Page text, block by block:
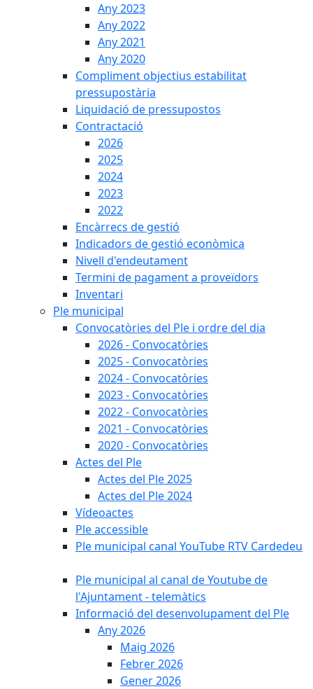
Any 2023
Any 2022
Any 2021
Any 2020
Compliment objectius estabilitat
pressupostària
Liquidació de pressupostos
Contractació
2026
2025
2024
2023
2022
Encàrrecs de gestió
Indicadors de gestió econòmica
Nivell d'endeutament
Termini de pagament a proveïdors
Inventari
Ple municipal
Convocatòries del Ple i ordre del dia
2026 - Convocatòries
2025 - Convocatòries
2024 - Convocatòries
2023 - Convocatòries
2022 - Convocatòries
2021 - Convocatòries
2020 - Convocatòries
Actes del Ple
Actes del Ple 2025
Actes del Ple 2024
Vídeoactes
Ple accessible
Ple municipal canal YouTube RTV Cardedeu
Ple municipal al canal de Youtube de
l'Ajuntament - telemàtics
Informació del desenvolupament del Ple
Any 2026
Maig 2026
Febrer 2026
Gener 2026